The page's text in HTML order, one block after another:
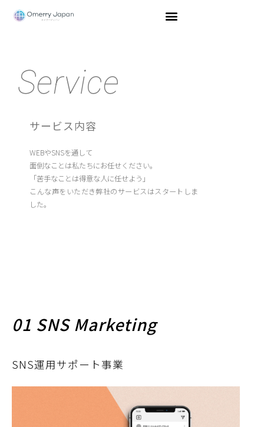
Service
サービス内容
WEBやSNSを通して
面倒なことは私たちにお任せください。
「苦手なことは得意な人に任せよう」
こんな声をいただき弊社のサービスはスタートしま
した。
01 SNS Marketing
SNS運用サポート事業